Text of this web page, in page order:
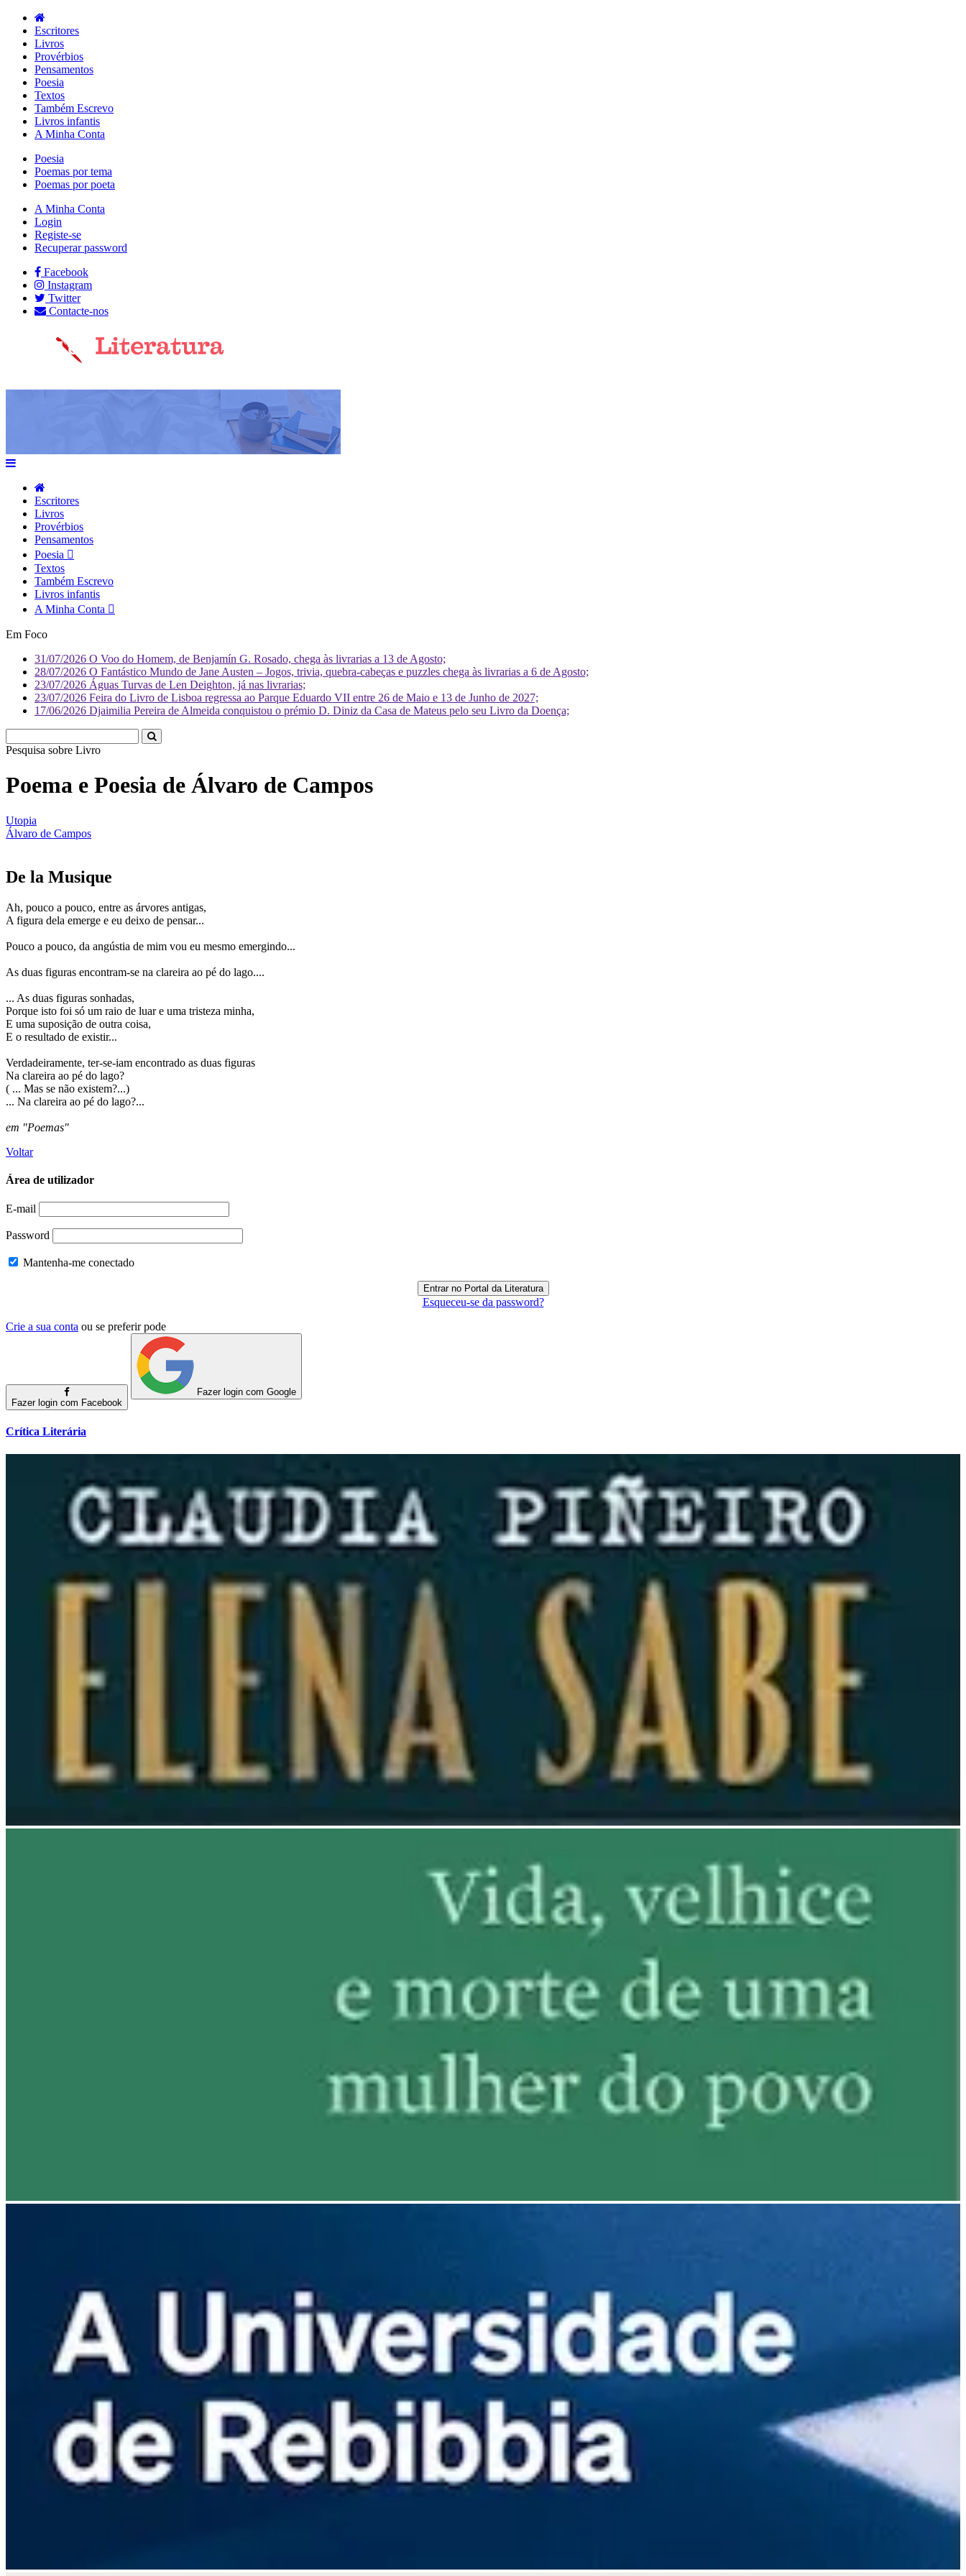
Escritores
Livros
Provérbios
Pensamentos
Poesia
Textos
Também Escrevo
Livros infantis
A Minha Conta
Poesia
Poemas por tema
Poemas por poeta
A Minha Conta
Login
Registe-se
Recuperar password
Facebook
Instagram
Twitter
Contacte-nos
Escritores
Livros
Provérbios
Pensamentos
Poesia
Textos
Também Escrevo
Livros infantis
A Minha Conta
Em Foco
31/07/2026 O Voo do Homem, de Benjamín G. Rosado, chega às livrarias a 13 de Agosto;
28/07/2026 O Fantástico Mundo de Jane Austen – Jogos, trivia, quebra-cabeças e puzzles chega às livrarias a 6 de Agosto;
23/07/2026 Águas Turvas de Len Deighton, já nas livrarias;
23/07/2026 Feira do Livro de Lisboa regressa ao Parque Eduardo VII entre 26 de Maio e 13 de Junho de 2027;
17/06/2026 Djaimilia Pereira de Almeida conquistou o prémio D. Diniz da Casa de Mateus pelo seu Livro da Doença;
Pesquisa sobre Literatura
Poema e Poesia de Álvaro de Campos
Utopia
Álvaro de Campos
De la Musique
Ah, pouco a pouco, entre as árvores antigas,
A figura dela emerge e eu deixo de pensar...
Pouco a pouco, da angústia de mim vou eu mesmo emergindo...
As duas figuras encontram-se na clareira ao pé do lago....
... As duas figuras sonhadas,
Porque isto foi só um raio de luar e uma tristeza minha,
E uma suposição de outra coisa,
E o resultado de existir...
Verdadeiramente, ter-se-iam encontrado as duas figuras
Na clareira ao pé do lago?
( ... Mas se não existem?...)
... Na clareira ao pé do lago?...
em "Poemas"
Voltar
Área de utilizador
E-mail
Password
Mantenha-me conectado
Esqueceu-se da password?
Crie a sua conta ou se preferir pode
Fazer login com Facebook
Fazer login com Google
Crítica Literária